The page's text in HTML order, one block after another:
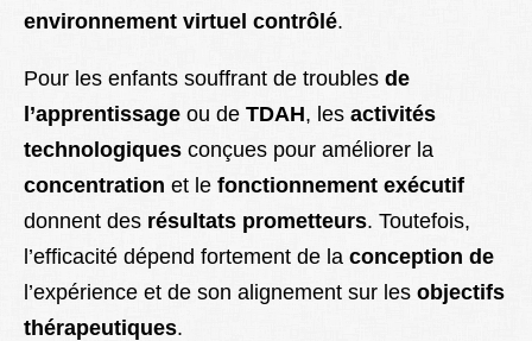
environnement virtuel contrôlé.
Pour les enfants souffrant de troubles de
l’apprentissage ou de TDAH, les activités
technologiques conçues pour améliorer la
concentration et le fonctionnement exécutif
donnent des résultats prometteurs. Toutefois,
l’efficacité dépend fortement de la conception de
l’expérience et de son alignement sur les objectifs
thérapeutiques.